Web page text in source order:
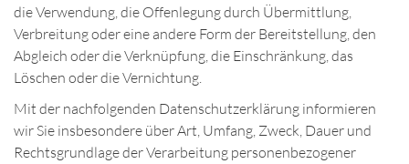
die Verwendung, die Offenlegung durch Übermittlung,
Verbreitung oder eine andere Form der Bereitstellung, den
Abgleich oder die Verknüpfung, die Einschränkung, das
Löschen oder die Vernichtung.
Mit der nachfolgenden Datenschutzerklärung informieren
wir Sie insbesondere über Art, Umfang, Zweck, Dauer und
Rechtsgrundlage der Verarbeitung personenbezogener